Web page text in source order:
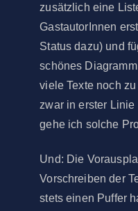
zusätzlich eine
GastautorInnen
Status dazu) und
schönes
viele Texte noch
zwar in erster
gehe ich solche
Und: Die
Vorschreiben der
stets einen Puffer